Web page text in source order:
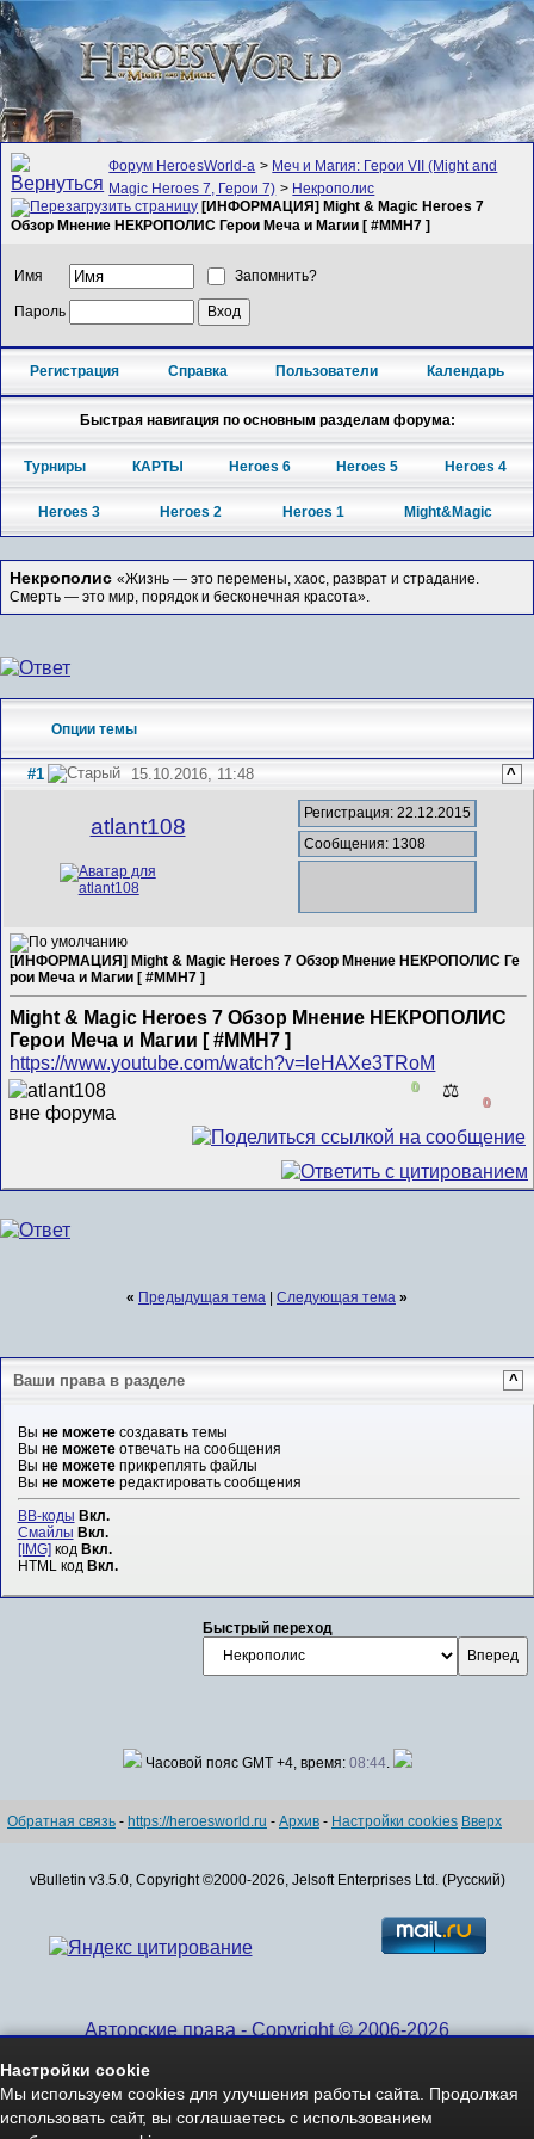
Форум HeroesWorld-а > Меч и Магия: Герои VII (Might and
Magic Heroes 7, Герои 7) > Некрополис
[ИНФОРМАЦИЯ] Might & Magic Heroes 7
Обзор Мнение НЕКРОПОЛИС Герои Меча и Магии [ #MMH7 ]
Имя Запомнить?
Пароль
Регистрация Справка Пользователи Календарь
Быстрая навигация по основным разделам форума:
Турниры КАРТЫ Heroes 6 Heroes 5 Heroes 4
Heroes 3 Heroes 2 Heroes 1 Might&Magic
Некрополис «Жизнь — это перемены, хаос, разврат и страдание.
Смерть — это мир, порядок и бесконечная красота».
Опции темы
#1 15.10.2016, 11:48 ^
atlant108
Регистрация: 22.12.2015
Сообщения: 1308
[ИНФОРМАЦИЯ] Might & Magic Heroes 7 Обзор Мнение НЕКРОПОЛИС Ге
рои Меча и Магии [ #MMH7 ]
Might & Magic Heroes 7 Обзор Мнение НЕКРОПОЛИС
Герои Меча и Магии [ #MMH7 ]
https://www.youtube.com/watch?v=leHAXe3TRoM
0 ⚖️
0
« Предыдущая тема Следующая тема »
Ваши права в разделе ^
Вы не можетесоздавать темы
Вы не можетеотвечать на сообщения
Вы не можетеприкреплять файлы
Вы не можетередактировать сообщения
BB-коды Вкл.
Смайлы Вкл.
[IMG] код Вкл.
HTML код Вкл.
Быстрый переход
Часовой пояс GMT +4, время: 08:44.
Обратная связь - https://heroesworld.ru - Архив - Настройки cookies Вверх
vBulletin v3.5.0, Copyright ©2000-2026, Jelsoft Enterprises Ltd. (Русский)
Авторские права - Copyright © 2006-2026
Настройки cookie
Мы используем cookies для улучшения работы сайта. Продолжая
использовать сайт, вы соглашаетесь с использованием